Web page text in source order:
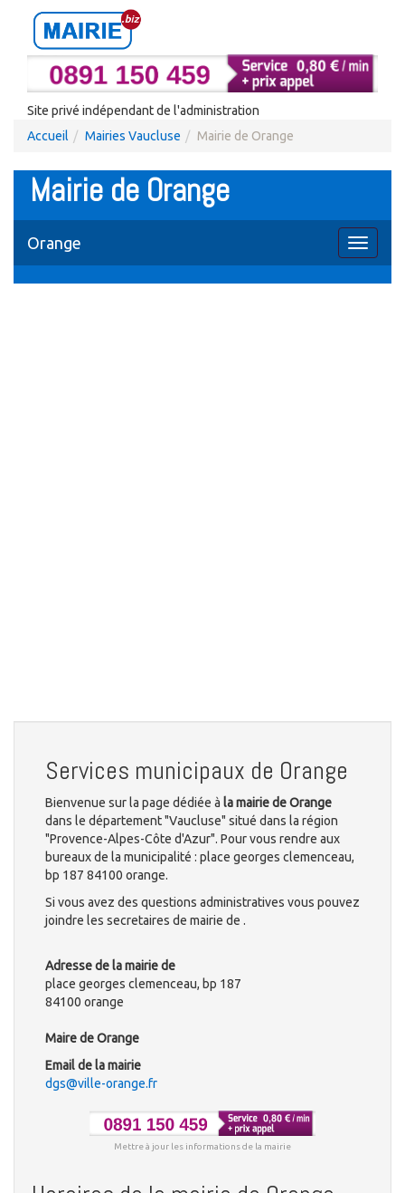
Site privé indépendant de l'administration
Accueil
Mairies Vaucluse Mairie de Orange
Mairie de Orange
Toggle
Orange
Services municipaux de Orange
Bienvenue sur la page dédiée à la mairie de Orange
dans le département "Vaucluse" situé dans la région
"Provence-Alpes-Côte d'Azur". Pour vous rendre aux
bureaux de la municipalité : place georges clemenceau,
bp 187 84100 orange.
Si vous avez des questions administratives vous pouvez
joindre les secretaires de mairie de .
Adresse de la mairie de
place georges clemenceau, bp 187
84100 orange
Maire de Orange
Email de la mairie
dgs@ville-orange.fr
Mettre à jour les informations de la mairie